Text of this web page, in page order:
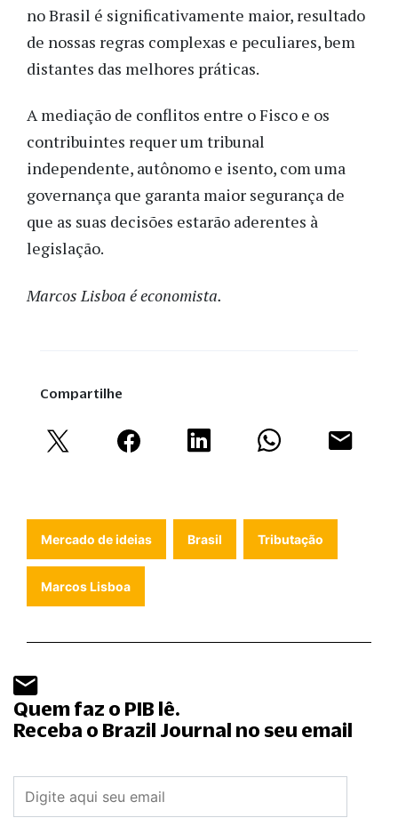
no Brasil é significativamente maior, resultado
de nossas regras complexas e peculiares, bem
distantes das melhores práticas.
A mediação de conflitos entre o Fisco e os
contribuintes requer um tribunal
independente, autônomo e isento, com uma
governança que garanta maior segurança de
que as suas decisões estarão aderentes à
legislação.
Marcos Lisboa é economista.
Compartilhe
Mercado de ideias Brasil Tributação
Marcos Lisboa
Quem faz o PIB lê.
Receba o Brazil Journal no seu email